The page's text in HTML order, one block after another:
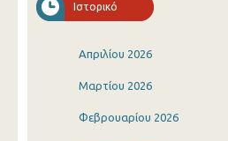
Ιστορικό
Απριλίου 2026
Μαρτίου 2026
Φεβρουαρίου 2026